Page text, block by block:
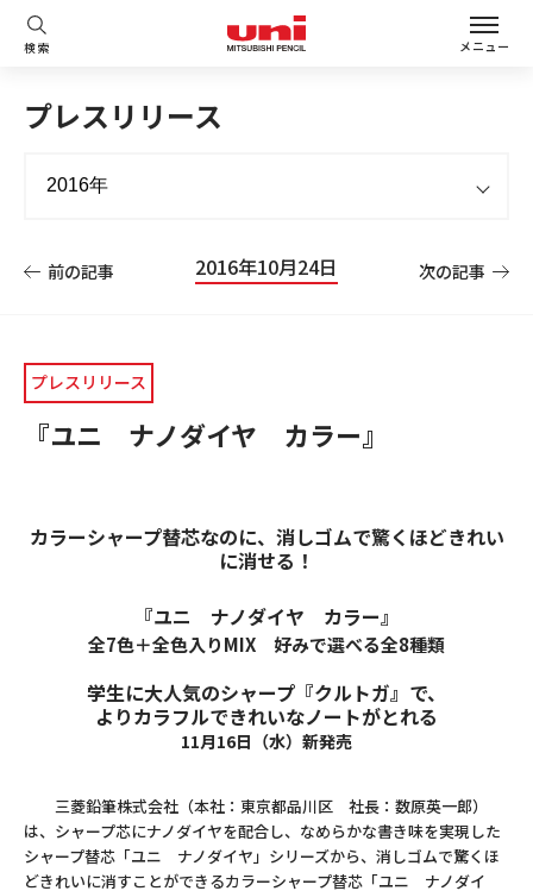
検索 メニュー
プレスリリース
前の記事 2016年10月24日 次の記事
プレスリリース
『ユニ ナノダイヤ カラー』
カラーシャープ替芯なのに、消しゴムで驚くほどきれい
に消せる！
『ユニ ナノダイヤ カラー』
全7色＋全色入りMIX 好みで選べる全8種類
学生に大人気のシャープ『クルトガ』で、
よりカラフルできれいなノートがとれる
11月16日（水）新発売
三菱鉛筆株式会社（本社：東京都品川区 社長：数原英一郎）
は、シャープ芯にナノダイヤを配合し、なめらかな書き味を実現した
シャープ替芯「ユニ ナノダイヤ」シリーズから、消しゴムで驚くほ
どきれいに消すことができるカラーシャープ替芯「ユニ ナノダイ